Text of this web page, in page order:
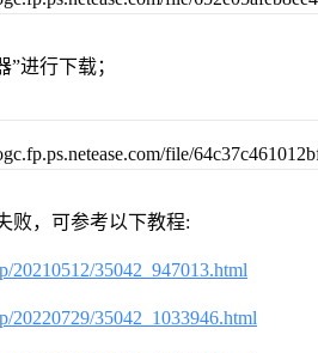
”进行下载；
败，可参考以下教程:
20210512/35042_947013.html
20220729/35042_1033946.html